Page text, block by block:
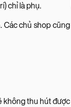
chỉ là phụ.
Các chủ shop cũng
không thu hút được